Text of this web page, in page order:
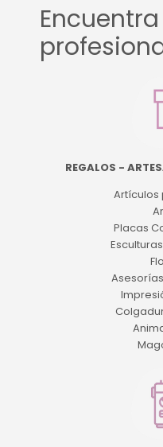
Encuentra
REGALOS -
Artículos
Placas